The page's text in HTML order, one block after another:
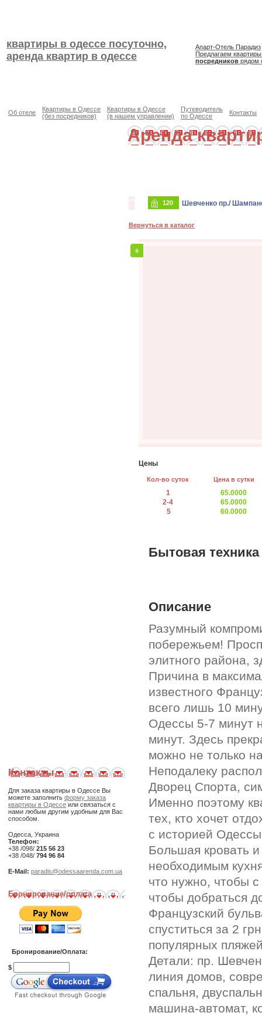
квартиры в одессе посуточно,
аренда квартир в одессе
Апарт-Отель Парадиз
Предлагаем
посредников рядом
Об отеле
Квартиры в Одессе
(без посредников)
Квартиры в Одессе
(в нашем управлении)
Путеводитель
по Одессе
Контакты
Контакты
Для заказа квартиры в Одессе Вы
можете заполнить форму заказа
квартиры в Одессе или связаться с
нами любым другим удобным для Вас
способом.
Одесса, Украина
Телефон:
+38 /098/ 215 56 23
+38 /048/ 794 96 84
E-Mail: paradis@odessaarenda.com.ua
Бронирование/оплата
Бронирование/Оплата:
$
Аренда
120 Шевченко пр./
Вернуться в каталог
s
Цены
Кол-во суток Цена в сутки
1
2-4
5
65.0000
65.0000
60.0000
Бытовая техника
Описание
Разумный
побережьем!
элитного района,
Причина в
известного
всего лишь 10
Одессы 5-7 минут
минут. Здесь
можно не только
Неподалеку
Дворец Спорта,
Именно поэтому
тех, кто хочет
с историей
Большая кровать
необходимым
что нужно, чтобы
чтобы добраться
Французский
спуститься за 2
популярных
Детали: пр.
линия домов,
спальня,
машина-автомат,